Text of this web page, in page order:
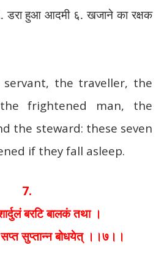
हुआ आदमी ६. खजाने का रक्षक
the traveller, the
frightened man, the
the steward: these seven
if they fall asleep.
7.
बरटि बालकं तथा ।
सप्त सुप्तान्न बोधयेत् ।।७।।